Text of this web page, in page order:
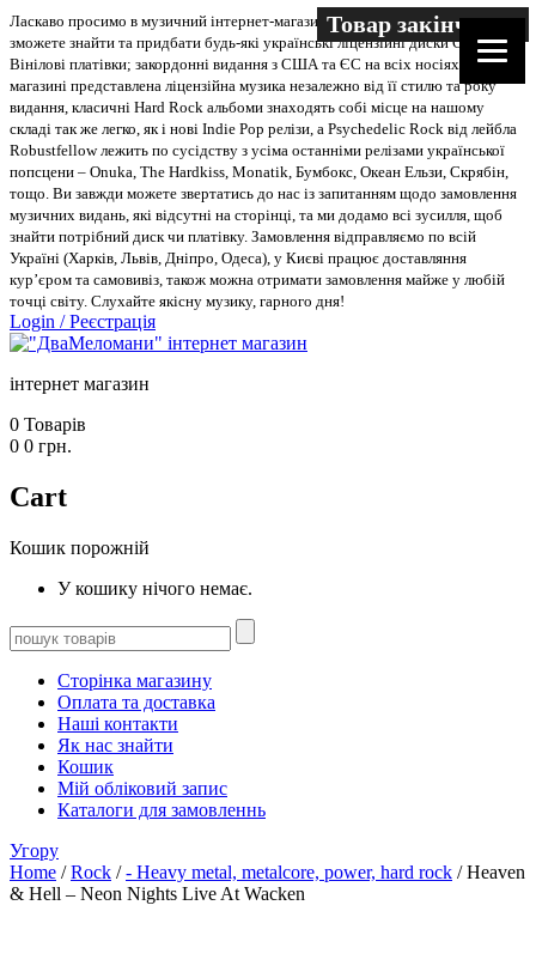
Ласкаво просимо в музичний інтернет-магазин “Два меломани”. У нас Ви
зможете знайти та придбати будь-які українські ліцензійні диски CD, DVD,
Вінілові платівки; закордонні видання з США та ЄС на всіх носіях. В
магазині представлена ліцензійна музика незалежно від її стилю та року
видання, класичні Hard Rock альбоми знаходять собі місце на нашому
складі так же легко, як і нові Indie Pop релізи, а Psychedelic Rock від лейбла
Robustfellow лежить по сусідству з усіма останніми релізами української
попсцени – Onuka, The Hardkiss, Monatik, Бумбокс, Океан Ельзи, Скрябін,
тощо. Ви завжди можете звертатись до нас із запитанням щодо замовлення
музичних видань, які відсутні на сторінці, та ми додамо всі зусилля, щоб
знайти потрібний диск чи платівку. Замовлення відправляємо по всій
Україні (Харків, Львів, Дніпро, Одеса), у Києві працює доставляння
кур’єром та самовивіз, також можна отримати замовлення майже у любій
точці світу. Слухайте якісну музику, гарного дня!
Login /Реєстрація
інтернет магазин
0 Товарів
0 0 грн.
Cart
Кошик порожній
У кошику нічого немає.
Сторінка магазину
Оплата та доставка
Наші контакти
Як нас знайти
Кошик
Мій обліковий запис
Каталоги для замовленнь
Угору
Home /Rock /- Heavy metal, metalcore, power, hard rock / Heaven
& Hell – Neon Nights Live At Wacken
Товар закінчився